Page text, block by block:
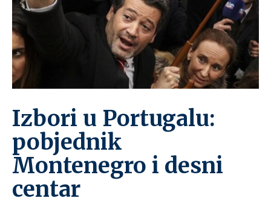
Izbori u Portugalu:
pobjednik
Montenegro i desni
centar